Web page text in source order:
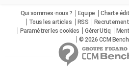
Qui sommes-nous ? Equipe Charte
Tous les articles
RSS Recrutement
Paramétrer les cookies
Gérer Utiq
© 2026 CCM